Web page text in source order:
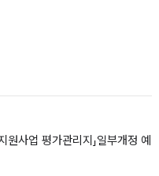
원사업 평가관리지」일부개정 예